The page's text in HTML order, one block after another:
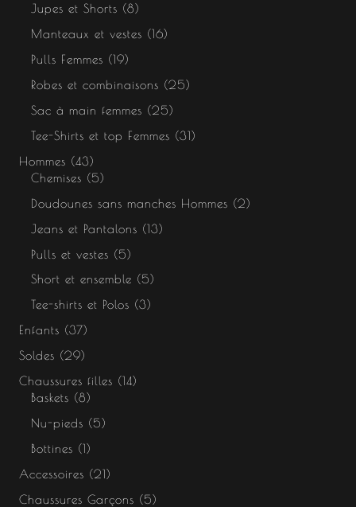
Jupes et Shorts
8
Manteaux et vestes
16
Pulls Femmes
19
Robes et combinaisons
25
Sac à main femmes
25
Tee-Shirts et top Femmes
31
Hommes
43
Chemises
5
Doudounes sans manches Hommes
2
Jeans et Pantalons
13
Pulls et vestes
5
Short et ensemble
5
Tee-shirts et Polos
3
Enfants
37
Soldes
29
Chaussures filles
14
Baskets
8
Nu-pieds
5
Bottines
1
Accessoires
21
Chaussures Garçons
5